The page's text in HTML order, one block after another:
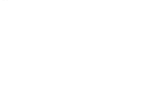
alle ventiler er IP65.